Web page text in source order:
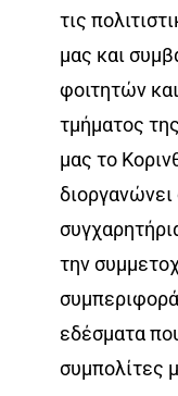
τις
μας και
φοιτητών
τμήματος
μας το
την
εδέσματα
συμπολίτες